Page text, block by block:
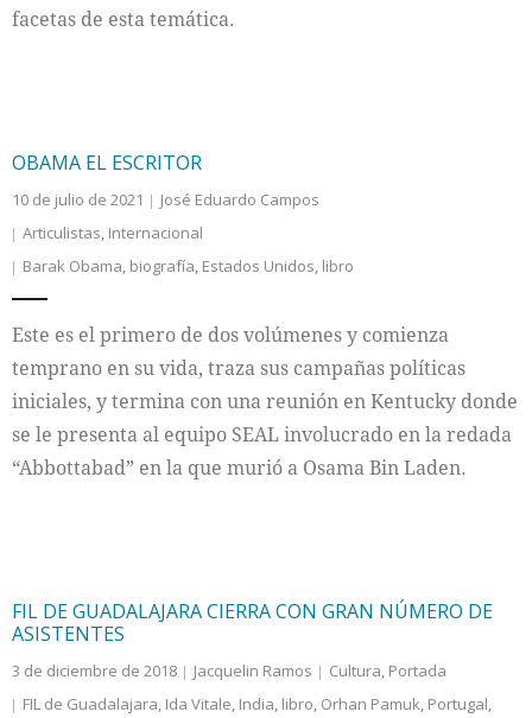
facetas de esta temática.
OBAMA EL ESCRITOR
10 de julio de 2021
José Eduardo Campos
Articulistas Internacional
Barak Obama biografía Estados Unidos libro
Este es el primero de dos volúmenes y comienza
temprano en su vida, traza sus campañas políticas
iniciales, y termina con una reunión en Kentucky donde
se le presenta al equipo SEAL involucrado en la redada
“Abbottabad” en la que murió a Osama Bin Laden.
FIL DE GUADALAJARA CIERRA CON GRAN NÚMERO DE
ASISTENTES
3 de diciembre de 2018 Jacquelin Ramos Cultura Portada
FIL de Guadalajara Ida Vitale India libro Orhan Pamuk Portugal